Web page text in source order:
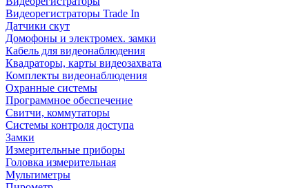
Видеорегистраторы Trade In
Датчики скут
Домофоны и электромех. замки
Кабель для видеонаблюдения
Квадраторы, карты видеозахвата
Комплекты видеонаблюдения
Охранные системы
Программное обеспечение
Свитчи, коммутаторы
Системы контроля доступа
Замки
Измерительные приборы
Головка измерительная
Мультиметры